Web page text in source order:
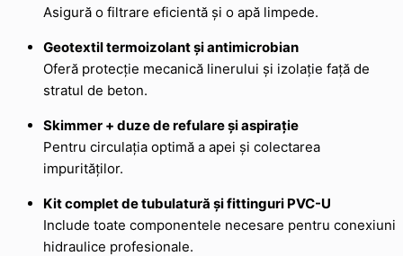
Asigură o filtrare eficientă și o apă limpede.
Geotextil termoizolant și antimicrobian
Oferă protecție mecanică linerului și izolație față de
stratul de beton.
Skimmer + duze de refulare și aspirație
Pentru circulația optimă a apei și colectarea
impurităților.
Kit complet de tubulatură și fittinguri PVC-U
Include toate componentele necesare pentru conexiuni
hidraulice profesionale.